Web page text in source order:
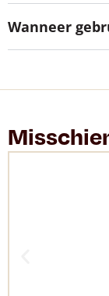
Wanneer